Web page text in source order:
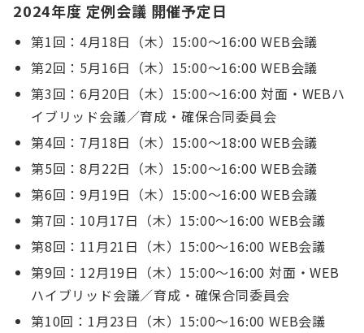
2024年度 定例会議 開催予定日
第1回：4月18日（木）15:00〜16:00 WEB会議
第2回：5月16日（木）15:00〜16:00 WEB会議
第3回：6月20日（木）15:00〜16:00 対面・WEBハ
イブリッド会議／育成・確保合同委員会
第4回：7月18日（木）15:00〜18:00 WEB会議
第5回：8月22日（木）15:00〜16:00 WEB会議
第6回：9月19日（木）15:00〜16:00 WEB会議
第7回：10月17日（木）15:00〜16:00 WEB会議
第8回：11月21日（木）15:00〜16:00 WEB会議
第9回：12月19日（木）15:00〜16:00 対面・WEB
ハイブリッド会議／育成・確保合同委員会
第10回：1月23日（木）15:00〜16:00 WEB会議